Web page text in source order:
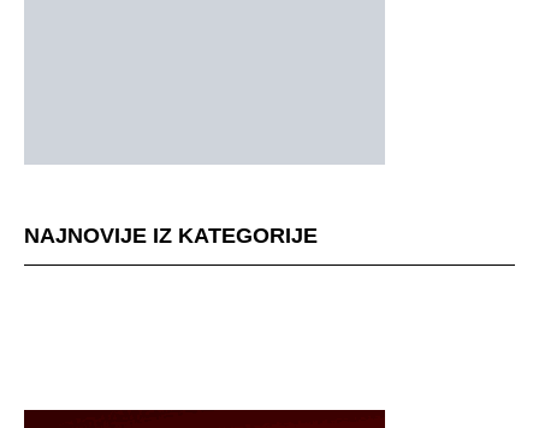
NAJNOVIJE IZ KATEGORIJE